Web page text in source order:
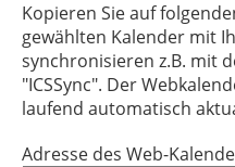
Kopieren Sie auf
gewählten Kalender mit
synchronisieren z.B. mit
"ICSSync". Der
laufend automatisch
Adresse des Web-